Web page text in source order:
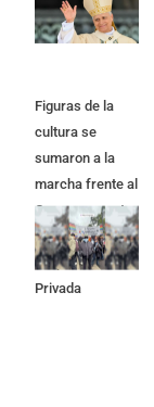
Figuras de la
cultura se
sumaron a la
marcha frente al
Congreso contra
la Ley de
Propiedad
Privada